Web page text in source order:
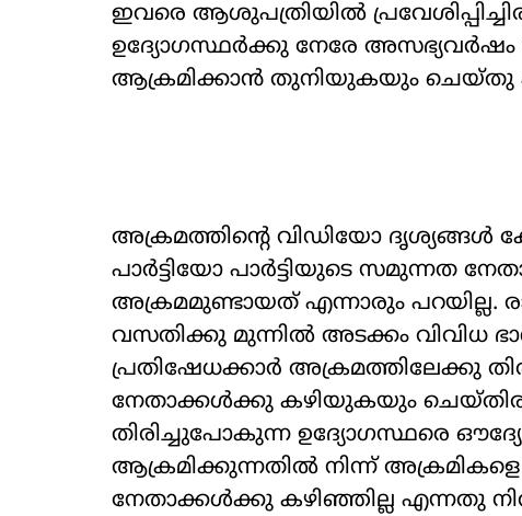
ഇവരെ ആശുപത്രിയിൽ
ഉദ്യോഗസ്ഥർക്കു നേരേ അസഭ്യവർഷം
ആക്രമിക്കാൻ തുനിയുകയും ചെയ്തു
അക്രമത്തിന്‍റെ വിഡിയോ
പാർട്ടിയോ പാർട്ടിയുടെ സമുന്നത
അക്രമമുണ്ടായത് എന്നാരും പറയില്ല.
വസതിക്കു മുന്നിൽ അടക്കം വിവിധ
പ്രതിഷേധക്കാർ അക്രമത്തിലേക്കു
നേതാക്കൾക്കു കഴിയുകയും
തിരിച്ചുപോകുന്ന ഉദ്യോഗസ്ഥരെ
ആക്രമിക്കുന്നതിൽ നിന്ന് അക്രമികളെ
നേതാക്കൾക്കു കഴിഞ്ഞില്ല എന്നതു